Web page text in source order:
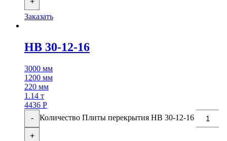
Заказать
НВ 30-12-16
3000 мм
1200 мм
220 мм
1.14 т
4436 Р
-
Количество Плиты перекрытия НВ 30-12-16
+